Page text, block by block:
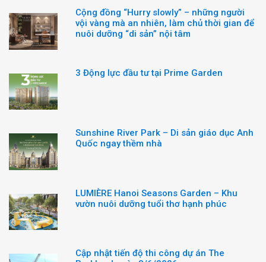
Cộng đồng “Hurry slowly” – những người
vội vàng mà an nhiên, làm chủ thời gian để
nuôi dưỡng “di sản” nội tâm
3 Động lực đầu tư tại Prime Garden
Sunshine River Park – Di sản giáo dục Anh
Quốc ngay thềm nhà
LUMIÈRE Hanoi Seasons Garden – Khu
vườn nuôi dưỡng tuổi thơ hạnh phúc
Cập nhật tiến độ thi công dự án The